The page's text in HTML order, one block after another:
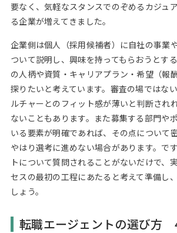
要なく、気軽なスタンスでのぞめるカジュ
る企業が増えてきました。
企業側は個人（採用候補者）に自社の事業
ついて説明し、興味を持ってもらおうとす
の人柄や資質・キャリアプラン・希望（報
探りたいと考えています。審査の場ではな
ルチャーとのフィット感が薄いと判断され
ないこともあります。また募集する部門や
いる要素が明確であれば、その点について
やはり選考に進めない場合があります。で
トについて質問されることがないだけで、
セスの最初の工程にあたると考えて準備し
しょう。
転職エージェントの選び方